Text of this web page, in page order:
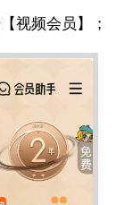
视频会员】；